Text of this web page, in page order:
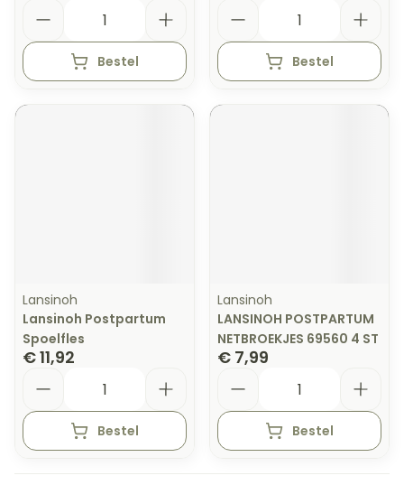
Bestel Bestel
Lansinoh
Lansinoh Postpartum
Spoelfles
€ 11,92
Bestel
Lansinoh
LANSINOH POSTPARTUM
NETBROEKJES 69560 4 ST
€ 7,99
Bestel